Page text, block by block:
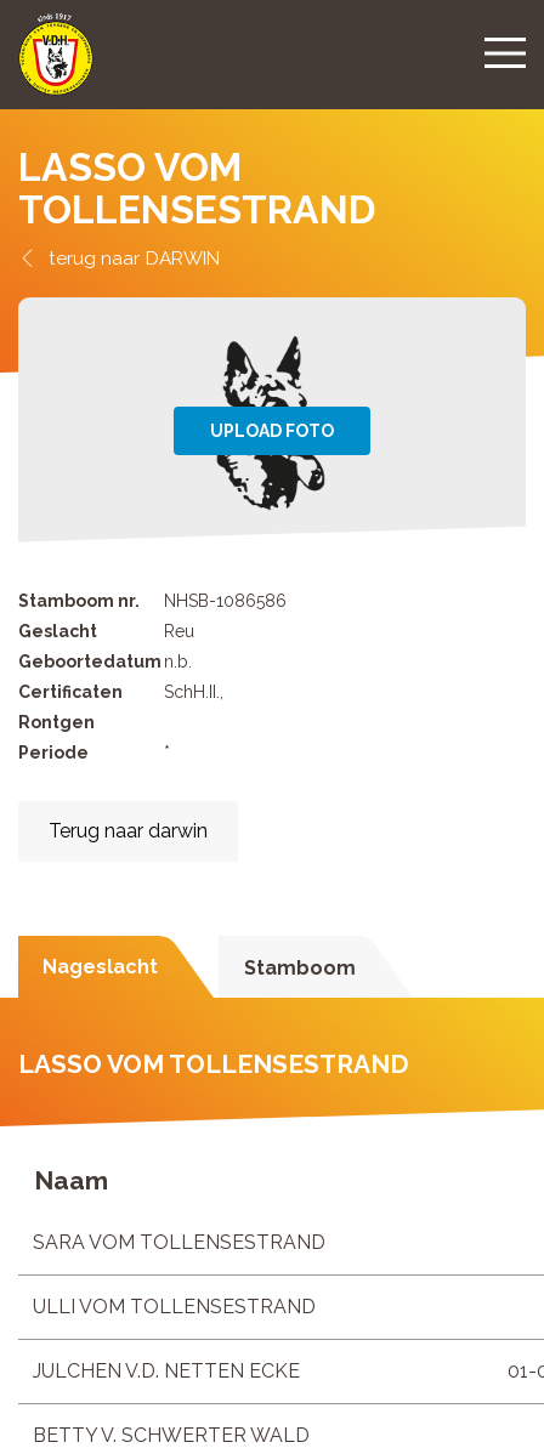
LASSO VOM
TOLLENSESTRAND
DARWIN
Stamboom nr.
NHSB-1086586
Geslacht
Reu
Geboortedatum n.b.
Certificaten
SchH.II.,
Rontgen
Periode
*
Terug naar darwin
Nageslacht Stamboom
LASSO VOM TOLLENSESTRAND
Naam
SARA VOM TOLLENSESTRAND
ULLI VOM TOLLENSESTRAND
JULCHEN V.D. NETTEN ECKE 01-
BETTY V. SCHWERTER WALD